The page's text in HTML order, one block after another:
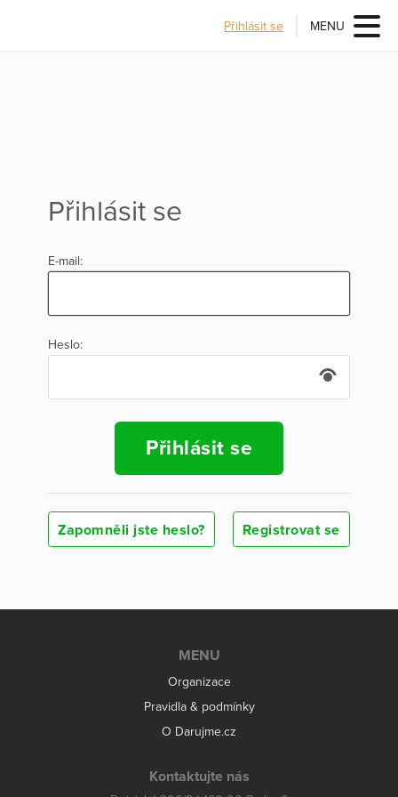
Přihlásit se MENU
Přihlásit se
E-mail:
Heslo:
Přihlásit se
Zapomněli jste heslo? Registrovat se
MENU
Organizace
Pravidla & podmínky
O Darujme.cz
Kontaktujte nás